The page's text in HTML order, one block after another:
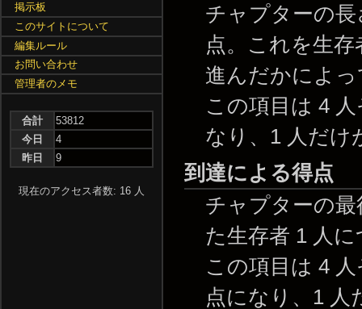
チャプターの
点。これを生
進んだかによ
この項目は 4
なり、1 人だけ
到達による得点
チャプターの
た生存者 1 人
この項目は 4
点になり、1 人
掲示板
このサイトについて
編集ルール
お問い合わせ
管理者のメモ
合計
53812
今日
4
昨日
9
現在のアクセス者数: 16 人